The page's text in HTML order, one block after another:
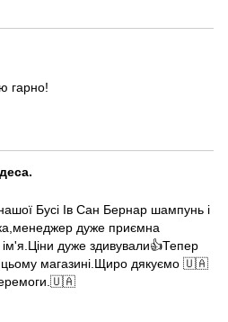
гарно!
Бусі Ів Сан Бернар шампунь і
дуже приємна
дуже здивували👍Тепер
цьому магазині.Щиро дякуємо 🇺🇦